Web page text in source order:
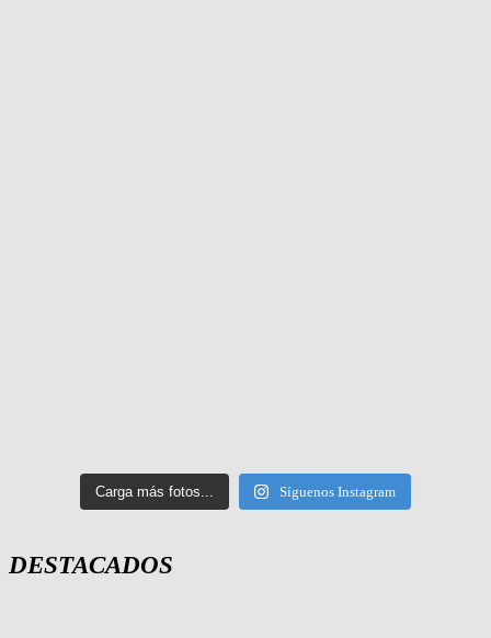
Carga más fotos... Síguenos Instagram
DESTACADOS